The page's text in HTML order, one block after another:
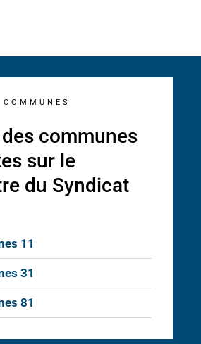
COMMUNES
communes
sur le
du Syndicat
11
31
81